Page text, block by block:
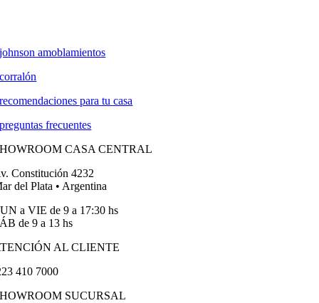
johnson amoblamientos
corralón
recomendaciones para tu casa
preguntas frecuentes
CASA CENTRAL
Constitución 4232
del Plata • Argentina
a VIE de 9 a 17:30 hs
de 9 a 13 hs
AL CLIENTE
410 7000
SUCURSAL